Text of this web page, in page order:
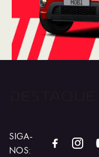
SIGA-
NOS: